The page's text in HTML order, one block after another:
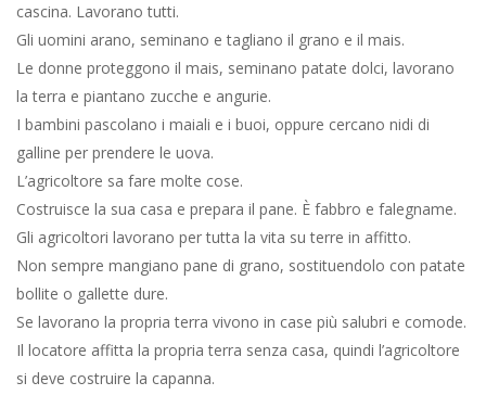
cascina. Lavorano tutti.
Gli uomini arano, seminano e tagliano il grano e il mais.
Le donne proteggono il mais, seminano patate dolci, lavorano
la terra e piantano zucche e angurie.
I bambini pascolano i maiali e i buoi, oppure cercano nidi di
galline per prendere le uova.
L’agricoltore sa fare molte cose.
Costruisce la sua casa e prepara il pane. È fabbro e falegname.
Gli agricoltori lavorano per tutta la vita su terre in affitto.
Non sempre mangiano pane di grano, sostituendolo con patate
bollite o gallette dure.
Se lavorano la propria terra vivono in case più salubri e comode.
Il locatore affitta la propria terra senza casa, quindi l’agricoltore
si deve costruire la capanna.